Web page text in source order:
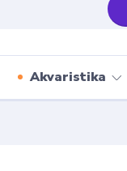
Akvaristika